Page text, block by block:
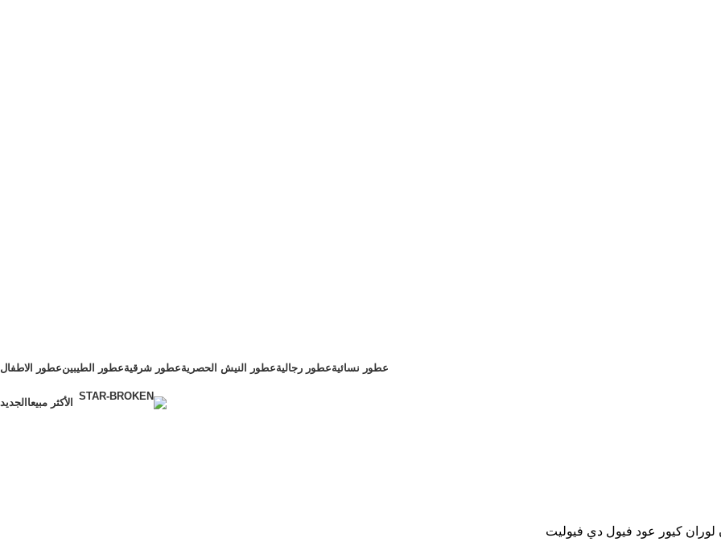
عطور نسائيةعطور رجاليةعطور النيش الحصريةعطور شرقيةعطور الطيبينعطور الاطفال
الأكثر مبيعا الجديد
كيور عود فيول دي فيوليت